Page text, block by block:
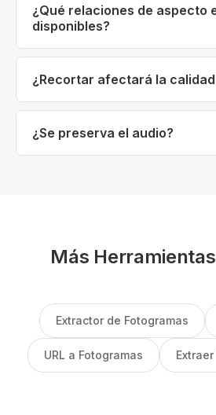
ocurre localmente en tu
¿Qué relaciones de aspecto
disponibles?
Ofrecemos presets populares
16:9 (panorámico), 9:16 (vertical/
¿Recortar afectará la
El video se recodifica durante el
se mantiene alta.
¿Se preserva el audio?
Más
Extractor de Fotogramas
URL a Fotogramas